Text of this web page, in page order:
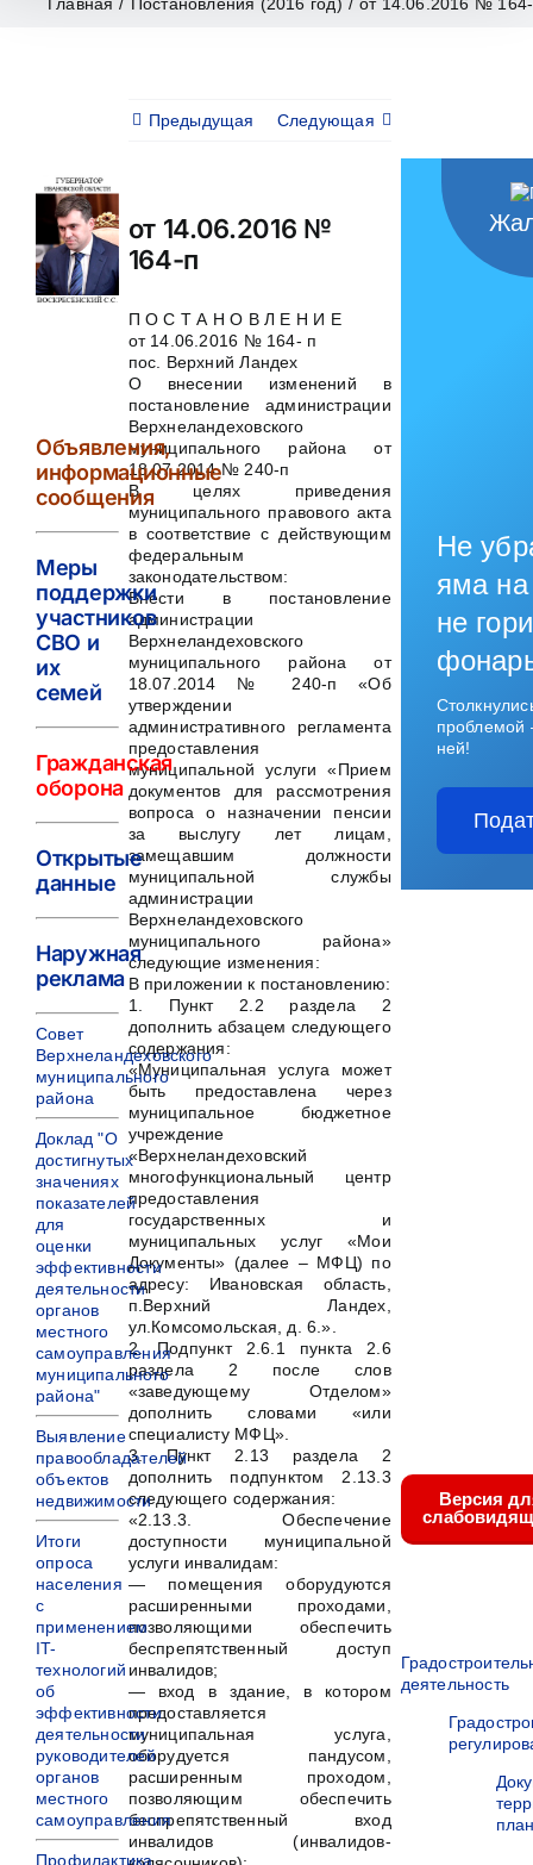
Предыдущая Следующая
от 14.06.2016 №
164-п
П О С Т А Н О В Л Е Н И Е
от 14.06.2016 № 164- п
пос. Верхний Ландех
О внесении изменений в
постановление администрации
Верхнеландеховского
муниципального района от
18.07.2014 № 240-п
В целях приведения
муниципального правового акта
в соответствие с действующим
федеральным
законодательством:
Внести в постановление
администрации
Верхнеландеховского
муниципального района от
18.07.2014 № 240-п «Об
утверждении
административного регламента
предоставления
муниципальной услуги «Прием
документов для рассмотрения
вопроса о назначении пенсии
за выслугу лет лицам,
замещавшим должности
муниципальной службы
администрации
Верхнеландеховского
муниципального района»
следующие изменения:
В приложении к постановлению:
1. Пункт 2.2 раздела 2
дополнить абзацем следующего
содержания:
«Муниципальная услуга может
быть предоставлена через
муниципальное бюджетное
учреждение
«Верхнеландеховский
многофункциональный центр
предоставления
государственных и
муниципальных услуг «Мои
Документы» (далее – МФЦ) по
адресу: Ивановская область,
п.Верхний Ландех,
ул.Комсомольская, д. 6.».
2. Подпункт 2.6.1 пункта 2.6
раздела 2 после слов
«заведующему Отделом»
дополнить словами «или
специалисту МФЦ».
3. Пункт 2.13 раздела 2
дополнить подпунктом 2.13.3
следующего содержания:
«2.13.3. Обеспечение
доступности муниципальной
услуги инвалидам:
— помещения оборудуются
расширенными проходами,
позволяющими обеспечить
беспрепятственный доступ
инвалидов;
— вход в здание, в котором
предоставляется
муниципальная услуга,
оборудуется пандусом,
расширенным проходом,
позволяющим обеспечить
беспрепятственный вход
инвалидов (инвалидов-
Объявления,
информационные
сообщения
Меры
поддержки
участников
СВО и
их
семей
Гражданская
оборона
Открытые
данные
Наружная
реклама
Совет
Верхнеландеховского
муниципального
района
Доклад "О
достигнутых
значениях
показателей
для
оценки
эффективности
деятельности
органов
местного
самоуправления
муниципального
района"
Выявление
правообладателей
объектов
недвижимости
Итоги
опроса
населения
с
применением
IT-
технологий
об
эффективности
деятельности
руководителей
органов
местного
самоуправления
Профилактика
Не
яма на
не
ней!
Версия
деятельность